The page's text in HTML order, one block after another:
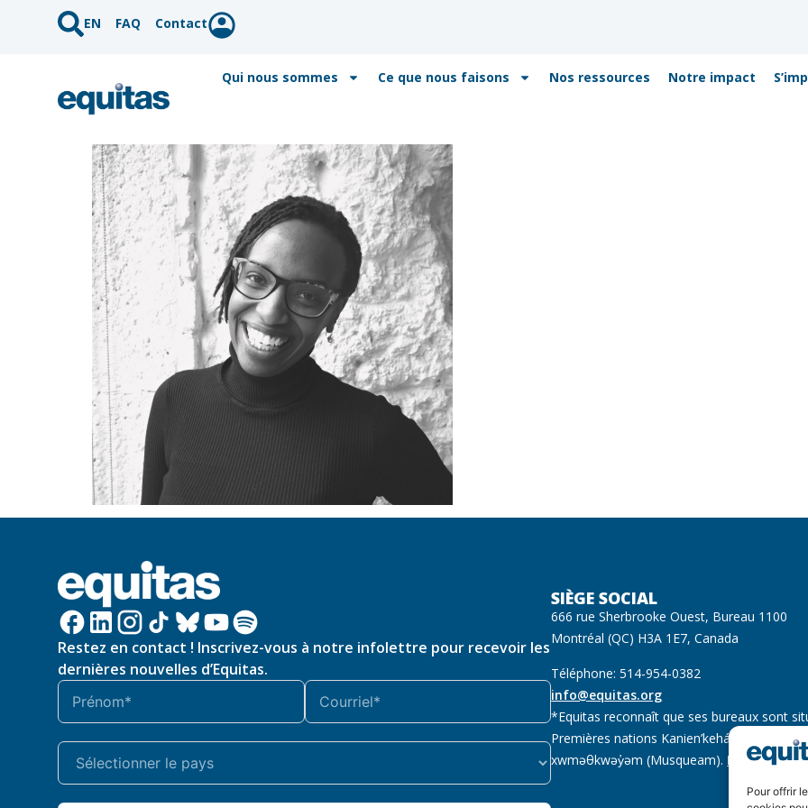
Pour offrir
EN FAQ Contact
Qui nous sommes Ce que nous faisons Nos ressources Notre impact
Restez en contact ! Inscrivez-vous à notre infolettre pour recevoir les
dernières nouvelles d’Equitas.
SIÈGE SOCIAL
666 rue Sherbrooke Ouest, Bureau 1100
Montréal (QC) H3A 1E7, Canada
Téléphone: 514-954-0382
info@equitas.org
*Equitas reconnaît que ses bureaux sont
Premières nations Kanien’kehá:ka
xwməθkwəy̓əm (Musqueam). Lire la suite